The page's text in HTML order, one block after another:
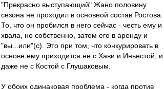
"Прекрасно выступающий" Жано половину
сезона не проходил в основной состав Ростова.
То, что он пробился в него сейчас - честь ему и
хвала, но собственно, затем его в аренду и
"вы...или"(с). Это при том, что конкурировать в
основе ему приходится не с Хави и Иньестой, и
даже не с Костой с Глушаковым.
У обоих одинаковая проблема - когда против